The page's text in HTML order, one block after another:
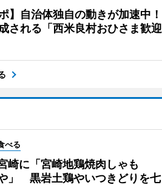
】自治体独自の動きが加速中！
される「西米良村おひさま歓迎
べる
崎に「宮崎地鶏焼肉しゃも
」 黒岩土鶏やいつきどりを七